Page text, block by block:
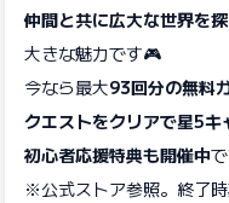
仲間と共に広大な世界を
大きな魅力です🎮
今なら最大93回分の無料
クエストをクリアで星5キ
初心者応援特典も開催中
※公式ストア参照。終了時